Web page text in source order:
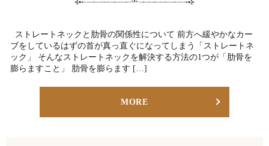
ストレートネックと肋骨の関係性について 前方へ緩やかなカー
ブをしているはずの首が真っ直ぐになってしまう「ストレートネ
ック」 そんなストレートネックを解決する方法の1つが「肋骨を
膨らますこと」 肋骨を膨らます […]
MORE